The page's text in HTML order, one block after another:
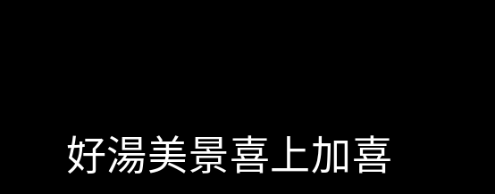
好湯美景喜上加喜